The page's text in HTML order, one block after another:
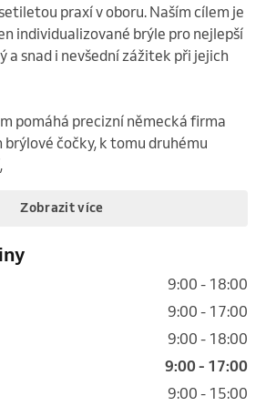
praxí v oboru. Naším cílem je
individualizované brýle pro nejlepší
a snad i nevšední zážitek při jejich
pomáhá precizní německá firma
brýlové čočky, k tomu druhému
Zobrazit více
9:00 - 18:00
9:00 - 17:00
9:00 - 18:00
9:00 - 17:00
9:00 - 15:00